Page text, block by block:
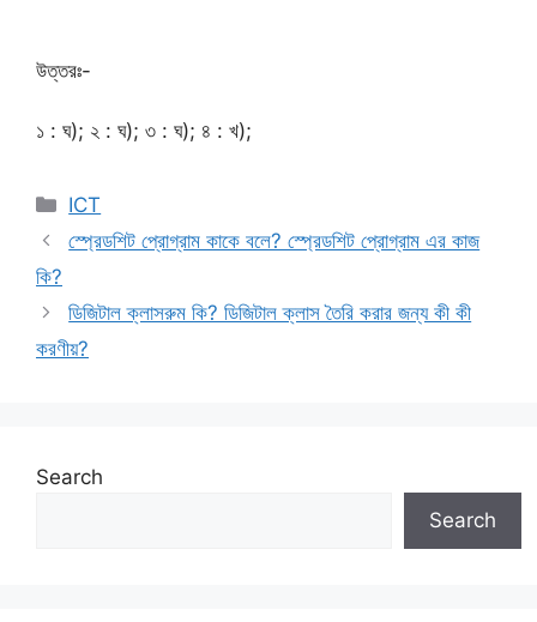
উত্তরঃ-
১ : ঘ); ২ : ঘ); ৩ : ঘ); ৪ : খ);
Categories
ICT
স্প্রেডশিট প্রোগ্রাম কাকে বলে? স্প্রেডশিট প্রোগ্রাম এর কাজ
কি?
ডিজিটাল ক্লাসরুম কি? ডিজিটাল ক্লাস তৈরি করার জন্য কী কী
করণীয়?
Search
Search